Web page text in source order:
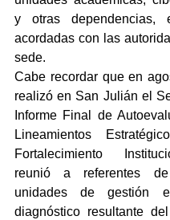
y otras dependencias,
acordadas con las
sede.
Cabe recordar que en
realizó en San Julián el
Informe Final de
Lineamientos
Fortalecimiento
reunió a referentes
unidades de gestión
diagnóstico resultante